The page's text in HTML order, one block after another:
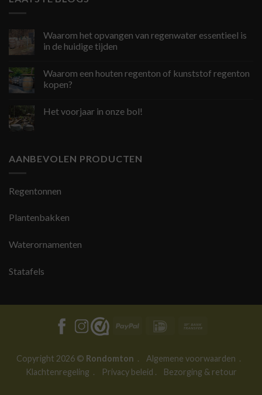
Waarom het opvangen van regenwater essentieel is
in de huidige tijden
Waarom een houten regenton of kunststof regenton
kopen?
Het voorjaar in onze bol!
AANBEVOLEN PRODUCTEN
Regentonnen
Plantenbakken
Waterornamenten
Statafels
PayPal IDeal
Copyright 2026 © Rondomton . Algemene voorwaarden .
Klachtenregeling . Privacy beleid . Bezorging & retour